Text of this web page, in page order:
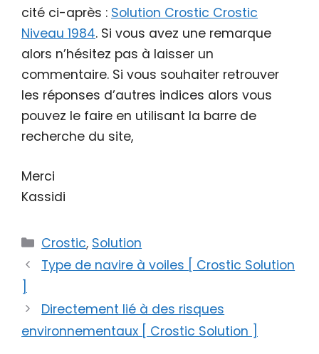
cité ci-après : Solution Crostic Crostic
Niveau 1984. Si vous avez une remarque
alors n’hésitez pas à laisser un
commentaire. Si vous souhaiter retrouver
les réponses d’autres indices alors vous
pouvez le faire en utilisant la barre de
recherche du site,
Merci
Kassidi
Catégories
Crostic, Solution
Type de navire à voiles [ Crostic Solution
Directement lié à des risques
environnementaux [ Crostic Solution ]